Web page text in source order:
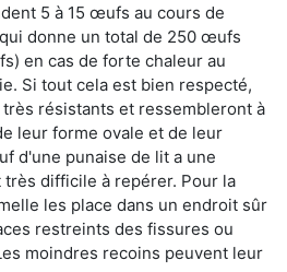
5 à 15 œufs au cours de
donne un total de 250 œufs
en cas de forte chaleur au
Si tout cela est bien respecté,
résistants et ressembleront à
leur forme ovale et de leur
d'une punaise de lit a une
très difficile à repérer. Pour la
les place dans un endroit sûr
restreints des fissures ou
moindres recoins peuvent leur